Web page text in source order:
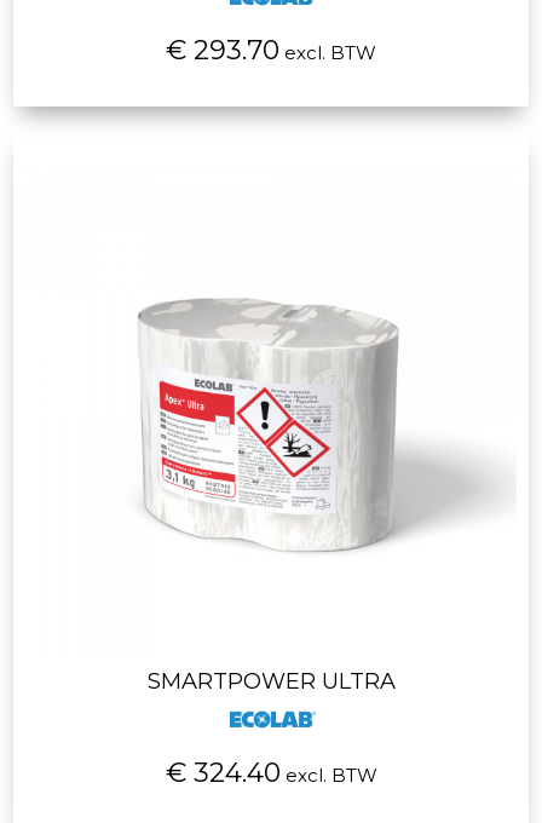
€ 293.70 excl. BTW
SMARTPOWER ULTRA
€ 324.40 excl. BTW